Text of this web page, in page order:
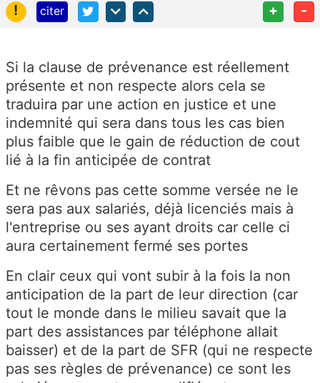
!
citer + -
Si la clause de prévenance est réellement
présente et non respecte alors cela se
traduira par une action en justice et une
indemnité qui sera dans tous les cas bien
plus faible que le gain de réduction de cout
lié à la fin anticipée de contrat
Et ne rêvons pas cette somme versée ne le
sera pas aux salariés, déjà licenciés mais à
l'entreprise ou ses ayant droits car celle ci
aura certainement fermé ses portes
En clair ceux qui vont subir à la fois la non
anticipation de la part de leur direction (car
tout le monde dans le milieu savait que la
part des assistances par téléphone allait
baisser) et de la part de SFR (qui ne respecte
pas ses règles de prévenance) ce sont les